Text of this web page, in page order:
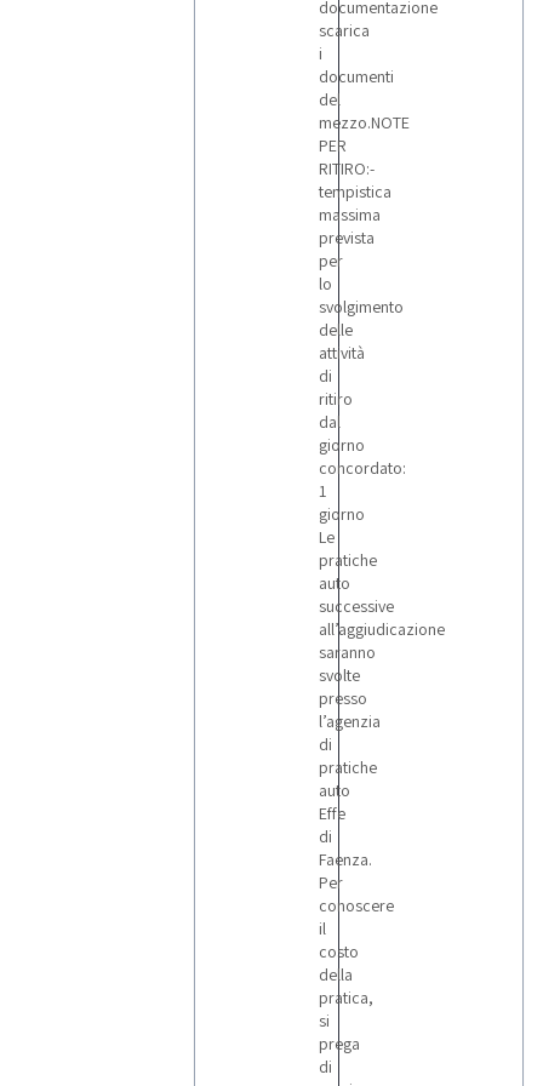
documentazione
scarica
i
documenti
del
mezzo.NOTE
PER
RITIRO:-
tempistica
massima
prevista
per
lo
svolgimento
delle
attività
di
ritiro
dal
giorno
concordato:
1
giorno
Le
pratiche
auto
successive
all’aggiudicazione
saranno
svolte
presso
l’agenzia
di
pratiche
auto
Effe
di
Faenza.
Per
conoscere
il
costo
della
pratica,
si
prega
di